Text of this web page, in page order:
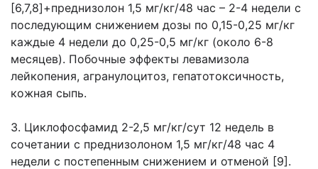
[6,7,8]+преднизолон 1,5 мг/кг/48 час – 2-4 недели с
последующим снижением дозы по 0,15-0,25 мг/кг
каждые 4 недели до 0,25-0,5 мг/кг (около 6-8
месяцев). Побочные эффекты левамизола
лейкопения, агранулоцитоз, гепатотоксичность,
кожная сыпь.
3. Циклофосфамид 2-2,5 мг/кг/сут 12 недель в
сочетании с преднизолоном 1,5 мг/кг/48 час 4
недели с постепенным снижением и отменой [9].